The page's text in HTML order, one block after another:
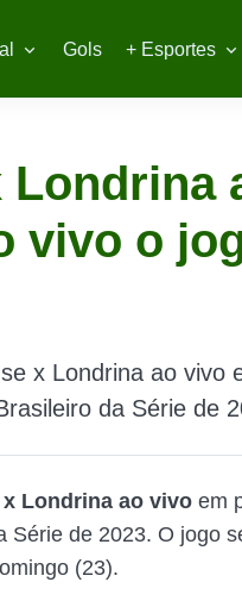
Gols + Esportes
Londrina
vivo o
x Londrina ao vivo
da Série de
Londrina ao vivo em
Série de 2023. O jogo
(23).